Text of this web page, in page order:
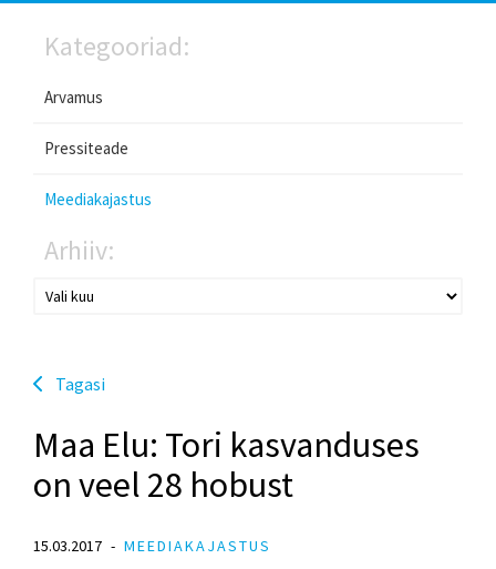
Kategooriad:
Arvamus
Pressiteade
Meediakajastus
Arhiiv:
Tagasi
Maa Elu: Tori kasvanduses
on veel 28 hobust
15.03.2017 MEEDIAKAJASTUS